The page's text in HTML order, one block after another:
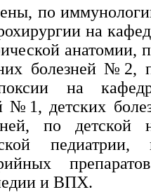
по
на
анатомии,
болезней №2,
на
№1, детских
по детской
и ВПХ.